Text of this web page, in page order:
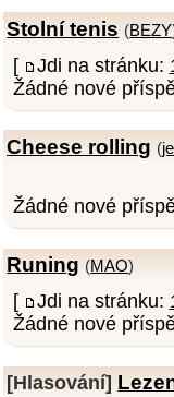
Stolní tenis (BEZY
[ Jdi na stránku:
Žádné nové
Cheese rolling (
Žádné nové
Runing (MAO)
[ Jdi na stránku:
Žádné nové
[Hlasování]